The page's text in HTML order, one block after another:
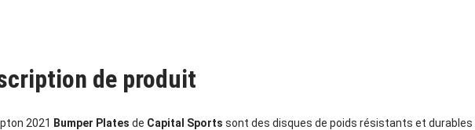
de produit
2021 Bumper Plates de Capital Sports sont des disques de poids résistants et